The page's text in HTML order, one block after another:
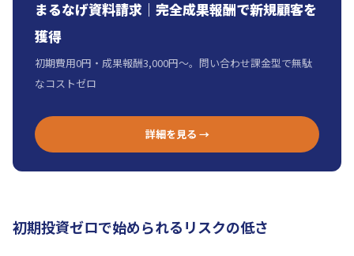
まるなげ資料請求｜完全成果報酬で新規顧客を
獲得
初期費用0円・成果報酬3,000円〜。問い合わせ課金型で無駄
なコストゼロ
詳細を見る →
初期投資ゼロで始められるリスクの低さ